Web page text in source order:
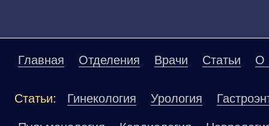
Главная Отделения Врачи Статьи О
Статьи: Гинекология Урология